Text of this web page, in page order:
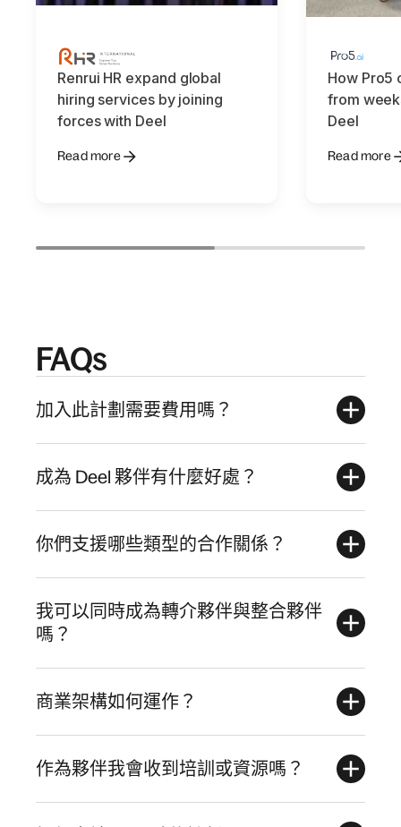
Renrui HR expand global
hiring services by joining
forces with Deel
Read more
How Pro5
from
Deel
Read more
FAQs
加入此計劃需要費用嗎？
成為 Deel 夥伴有什麼好處？
你們支援哪些類型的合作關係？
我可以同時成為轉介夥伴與整合夥伴
嗎？
商業架構如何運作？
作為夥伴我會收到培訓或資源嗎？